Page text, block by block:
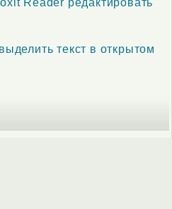
Reader редактировать
текст в открытом